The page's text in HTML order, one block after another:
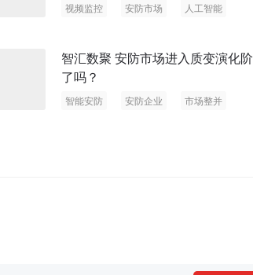
视频监控 安防市场 人工智能
智汇数聚 安防市场进入质变演化
了吗？
智能安防 安防企业 市场整并